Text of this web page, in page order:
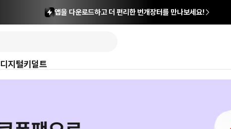
앱을 다운로드하고 더 편리한 번개장터를 만나보세요!
디지털키덜트